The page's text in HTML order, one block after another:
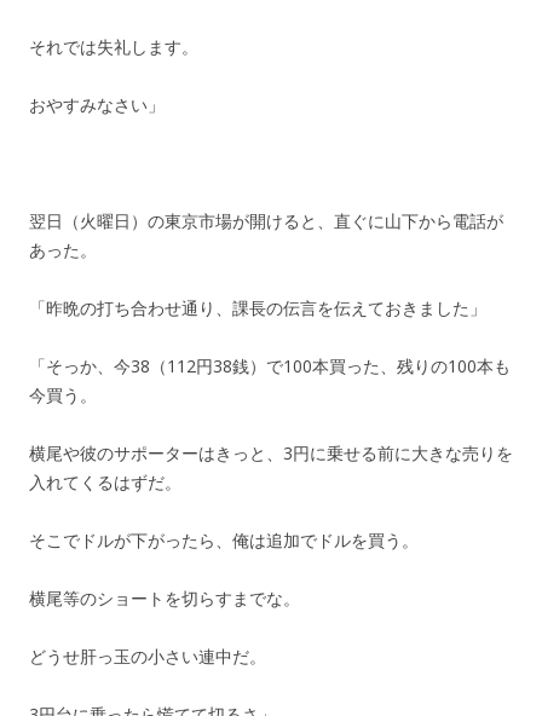
それでは失礼します。
おやすみなさい」
翌日（火曜日）の東京市場が開けると、直ぐに山下から電話が
あった。
「昨晩の打ち合わせ通り、課長の伝言を伝えておきました」
「そっか、今38（112円38銭）で100本買った、残りの100本も
今買う。
横尾や彼のサポーターはきっと、3円に乗せる前に大きな売りを
入れてくるはずだ。
そこでドルが下がったら、俺は追加でドルを買う。
横尾等のショートを切らすまでな。
どうせ肝っ玉の小さい連中だ。